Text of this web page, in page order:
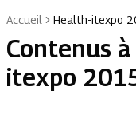
Accueil
Health-itexpo
Contenus
itexpo